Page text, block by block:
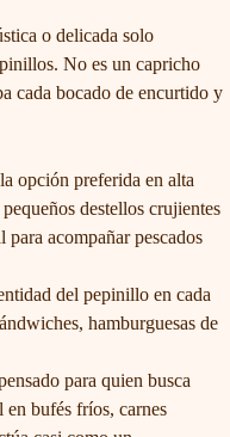
o delicada solo
No es un capricho
cada bocado de encurtido y
opción preferida en alta
destellos crujientes
acompañar pescados
del pepinillo en cada
hamburguesas de
para quien busca
bufés fríos, carnes